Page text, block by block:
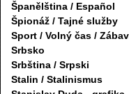
Španělština / Español
Špionáž / Tajné služby
Sport / Volný čas /
Srbsko
Srbština / Srpski
Stalin / Stalinismus